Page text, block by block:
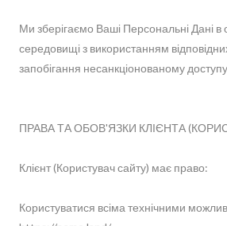
Ми зберігаємо Ваші Персональні Дані в
середовищі з використанням
запобігання несанкціонованому
ПРАВА ТА ОБОВ'ЯЗКИ КЛІЄНТА
Клієнт (Користувач сайту) має право:
Користуватися всіма технічними